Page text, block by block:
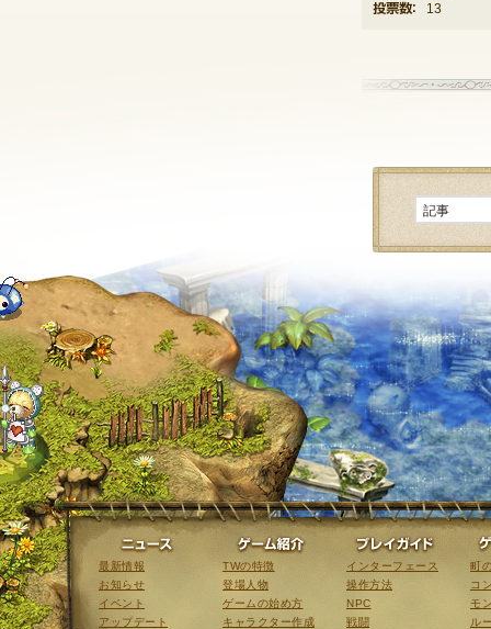
投票数：
13
ニュース
最新情報
お知らせ
イベント
アップデート
ゲーム紹介
TWの特徴
登場人物
ゲームの始め方
キャラクター作成
インターフェース
操作方法
NPC
戦闘
町
コ
モ
ル